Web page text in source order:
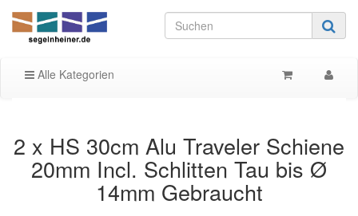
Alle Kategorien
2 x HS 30cm Alu Traveler Schiene
20mm Incl. Schlitten Tau bis Ø
14mm Gebraucht